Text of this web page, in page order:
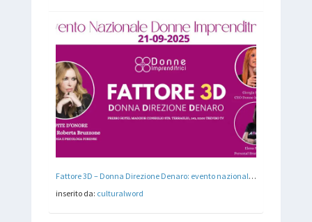
Fattore 3D – Donna Direzione Denaro: evento nazionale sul protagonismo economico femminile
inserito da: culturalword